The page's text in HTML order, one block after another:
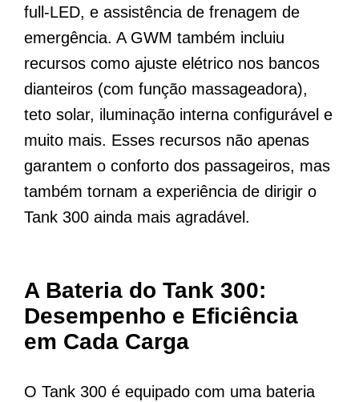
full-LED, e assistência de frenagem de
emergência. A GWM também incluiu
recursos como ajuste elétrico nos bancos
dianteiros (com função massageadora),
teto solar, iluminação interna configurável e
muito mais. Esses recursos não apenas
garantem o conforto dos passageiros, mas
também tornam a experiência de dirigir o
Tank 300 ainda mais agradável.
A Bateria do Tank 300:
Desempenho e Eficiência
em Cada Carga
O Tank 300 é equipado com uma bateria